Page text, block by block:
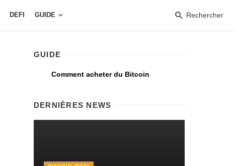
DEFI GUIDE Rechercher
GUIDE
Comment acheter du Bitcoin
DERNIÈRES NEWS